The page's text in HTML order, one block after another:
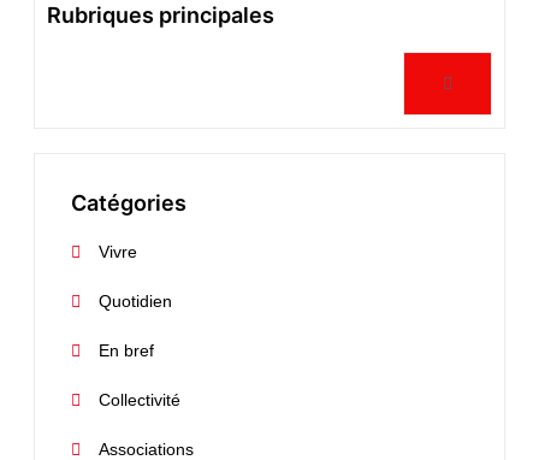
Rubriques principales
Catégories
Vivre
Quotidien
En bref
Collectivité
Associations